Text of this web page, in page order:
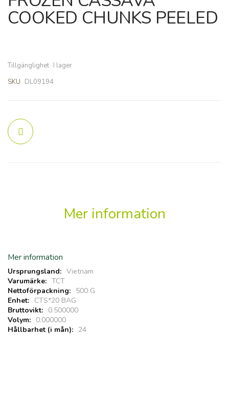
av
bildgalleriet
av
bildgalleriet
COOKED CHUNKS PEELED
Tillgänglighet I lager
SKU DL09194
Mer information
Mer information
Vietnam
TCT
500 G
CTS*20 BAG
0.500000
0.000000
24